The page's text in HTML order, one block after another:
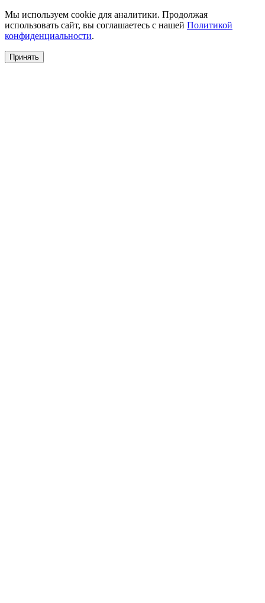
Мы используем cookie для аналитики. Продолжая
использовать сайт, вы соглашаетесь с нашей Политикой
конфиденциальности.
Принять